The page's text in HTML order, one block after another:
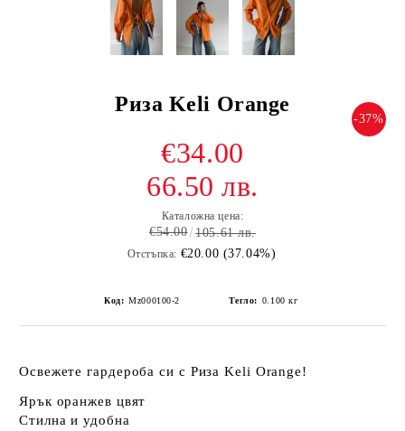
Риза Keli Orange
-37%
€34.00
66.50 лв.
Каталожна цена:
€54.00 105.61 лв.
Отстъпка: €20.00 (37.04%)
Код: Mz000100-2 Тегло: 0.100 кг
Освежете гардероба си с Риза Keli Orange!
Ярък оранжев цвят
Стилна и удобна